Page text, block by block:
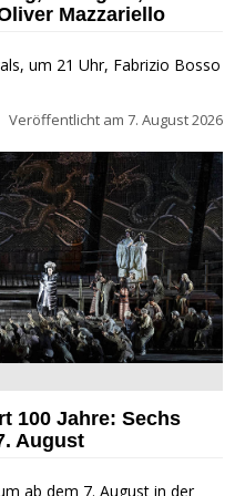
Mazzariello
um 21 Uhr, Fabrizio Bosso
Veröffentlicht am 7. August 2026
- Ennevi für Fondazione
100 Jahre: Sechs
August
ab dem 7. August in der